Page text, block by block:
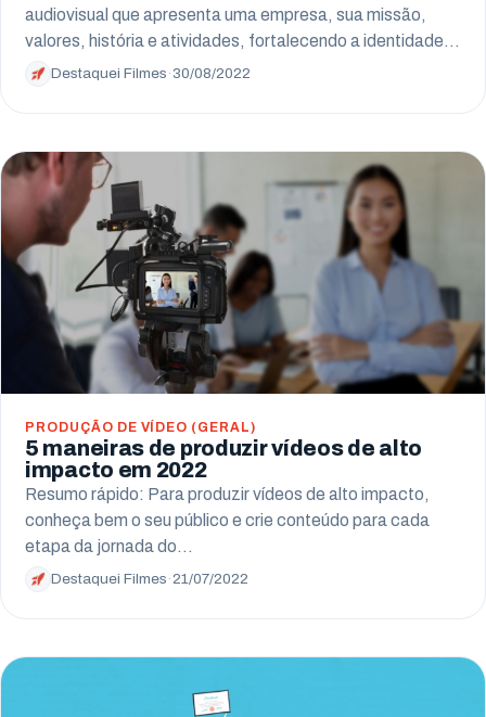
audiovisual que apresenta uma empresa, sua missão,
valores, história e atividades, fortalecendo a identidade…
Destaquei Filmes · 30/08/2022
PRODUÇÃO DE VÍDEO (GERAL)
5 maneiras de produzir vídeos de alto
impacto em 2022
Resumo rápido: Para produzir vídeos de alto impacto,
conheça bem o seu público e crie conteúdo para cada
etapa da jornada do…
Destaquei Filmes ·21/07/2022